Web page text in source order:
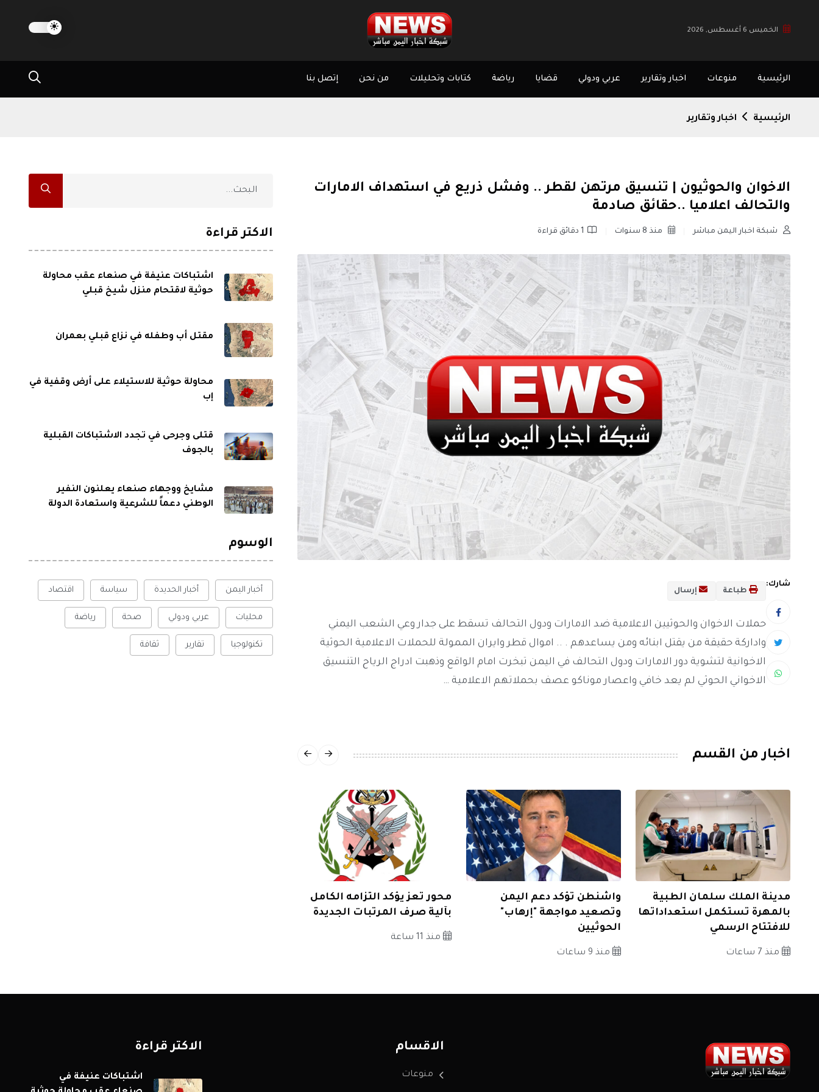
الخميس 6 أغسطس, 2026
الرئيسية منوعات اخبار وتقارير عربي ودولي قضايا رياضة كتابات وتحليلات من نحن إتصل بنا
الرئيسية اخبار وتقارير
الاخوان والحوثيون | تنسيق مرتهن لقطر .. وفشل ذريع في استهداف الامارات
والتحالف اعلاميا ..حقائق صادمة
شبكة اخبار اليمن مباشر منذ 8 سنوات 1 دقائق قراءة
شارك:
طباعة إرسال
حملات الاخوان والحوثيين الاعلامية ضد الامارات ودول التحالف تسقط على جدار وعي الشعب اليمني
واداركة حقيقة من يقتل ابنائه ومن يساعدهم . .. اموال قطر وايران الممولة للحملات الاعلامية الحوثية
الاخوانية لتشوية دور الامارات ودول التحالف في اليمن تبخرت امام الواقع وذهبت ادراج الرياح التنسيق
الاخواني الحوثي لم يعد خافي واعصار موناكو عصف بحملاتهم الاعلامية …
اخبار من القسم
مدينة الملك سلمان الطبية
بالمهرة تستكمل استعداداتها
للافتتاح الرسمي
منذ 7 ساعات
واشنطن تؤكد دعم اليمن
وتصعيد مواجهة "إرهاب"
الحوثيين
منذ 9 ساعات
محور تعز يؤكد التزامه الكامل
بآلية صرف المرتبات الجديدة
منذ 11 ساعة
الاكثر قراءة
اشتباكات عنيفة في صنعاء عقب محاولة
حوثية لاقتحام منزل شيخ قبلي
مقتل أب وطفله في نزاع قبلي بعمران
محاولة حوثية للاستيلاء على أرض وقفية في
إب
قتلى وجرحى في تجدد الاشتباكات القبلية
بالجوف
مشايخ ووجهاء صنعاء يعلنون النفير
الوطني دعماً للشرعية واستعادة الدولة
الوسوم
أخبار اليمن أخبار الحديدة سياسة اقتصاد
محليات عربي ودولي صحة رياضة
تكنولوجيا تقارير ثقافة
الاقسام
منوعات
الاكثر قراءة
اشتباكات عنيفة في